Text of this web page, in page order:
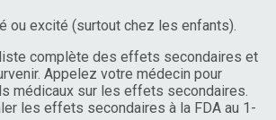
ou excité (surtout chez les enfants).
liste complète des effets secondaires et
Appelez votre médecin pour
médicaux sur les effets secondaires.
les effets secondaires à la FDA au 1-